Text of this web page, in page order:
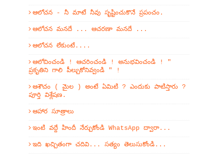
ఆలోచన - నీ మాటే నీవు సృష్టించుకొనే ప్రపంచం.
ఆలోచన మనదే ... ఆచరణా మనదే ...
ఆలోచన లేకుంటే....
ఆలోచించండి ! ఆచరించండి ! అనుభవించండి ! "
ప్రకృతిని గాలి పీల్చుకోనివ్వండి " !
ఆశౌచం ( మైల ) అంటే ఏమిటి ? ఎందుకు పాటిస్తారు ?
పూర్తి విశ్లేషణ.
ఆహార సూత్రాలు
ఇంటి వద్దే హిందీ నేర్చుకోండి WhatsApp ద్వారా...
ఇది ఖచ్చితంగా చదివి... సత్యం తెలుసుకోండి...